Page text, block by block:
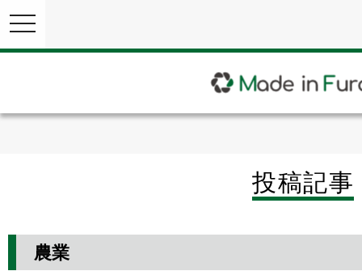
投稿記事
農業
toggle
navigation